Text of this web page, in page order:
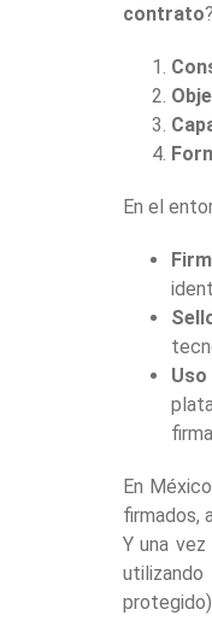
contrato
En el
En
firmados,
Y una